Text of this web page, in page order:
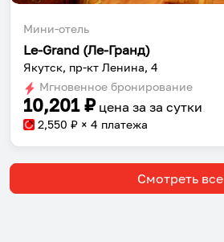
Мини-отель
Le-Grand (Ле-Гранд)
Якутск, пр-кт Ленина, 4
Мгновенное бронирование
10,201₽ цена за за сутки
2,550 ₽ × 4 платежа
Смотреть все